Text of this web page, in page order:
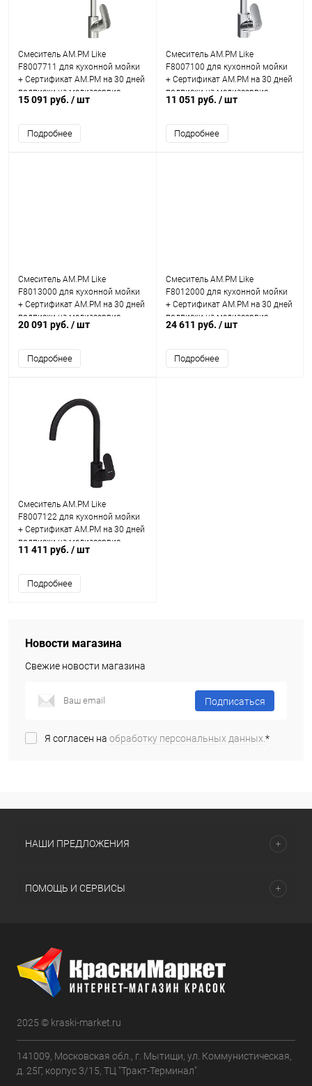
Смеситель AM.PM Like
F8007711 для кухонной мойки
+ Сертификат AM.PM на 30 дней
подписки на медиасервис
15 091 руб. / шт
Подробнее
Смеситель AM.PM Like
F8007100 для кухонной мойки
+ Сертификат AM.PM на 30 дней
подписки на медиасервис
11 051 руб. / шт
Подробнее
Смеситель AM.PM Like
F8013000 для кухонной мойки
+ Сертификат AM.PM на 30 дней
подписки на медиасервис
20 091 руб. / шт
Подробнее
Смеситель AM.PM Like
F8012000 для кухонной мойки
+ Сертификат AM.PM на 30 дней
подписки на медиасервис
24 611 руб. / шт
Подробнее
Смеситель AM.PM Like
F8007122 для кухонной мойки
+ Сертификат AM.PM на 30 дней
подписки на медиасервис
11 411 руб. / шт
Подробнее
Новости магазина
Свежие новости магазина
Подписаться
Я согласен на обработку персональных данных.*
НАШИ ПРЕДЛОЖЕНИЯ
ПОМОЩЬ И СЕРВИСЫ
2025 © kraski-market.ru
141009, Московская обл., г. Мытищи, ул. Коммунистическая,
д. 25Г, корпус 3/15, ТЦ "Тракт-Терминал"